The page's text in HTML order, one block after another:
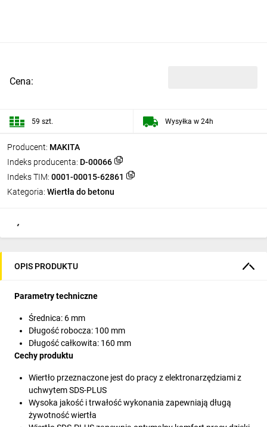
Producent: MAKITA
Indeks producenta: D-00066
Indeks TIM: 0001-00015-62861
Kategoria: Wiertła do betonu
Cena:
59 szt. Wysyłka w 24h
OPIS PRODUKTU
Parametry techniczne
Średnica: 6 mm
Długość robocza: 100 mm
Długość całkowita: 160 mm
Cechy produktu
Wiertło przeznaczone jest do pracy z elektronarzędziami z
uchwytem SDS-PLUS
Wysoka jakość i trwałość wykonania zapewniają długą
żywotność wiertła